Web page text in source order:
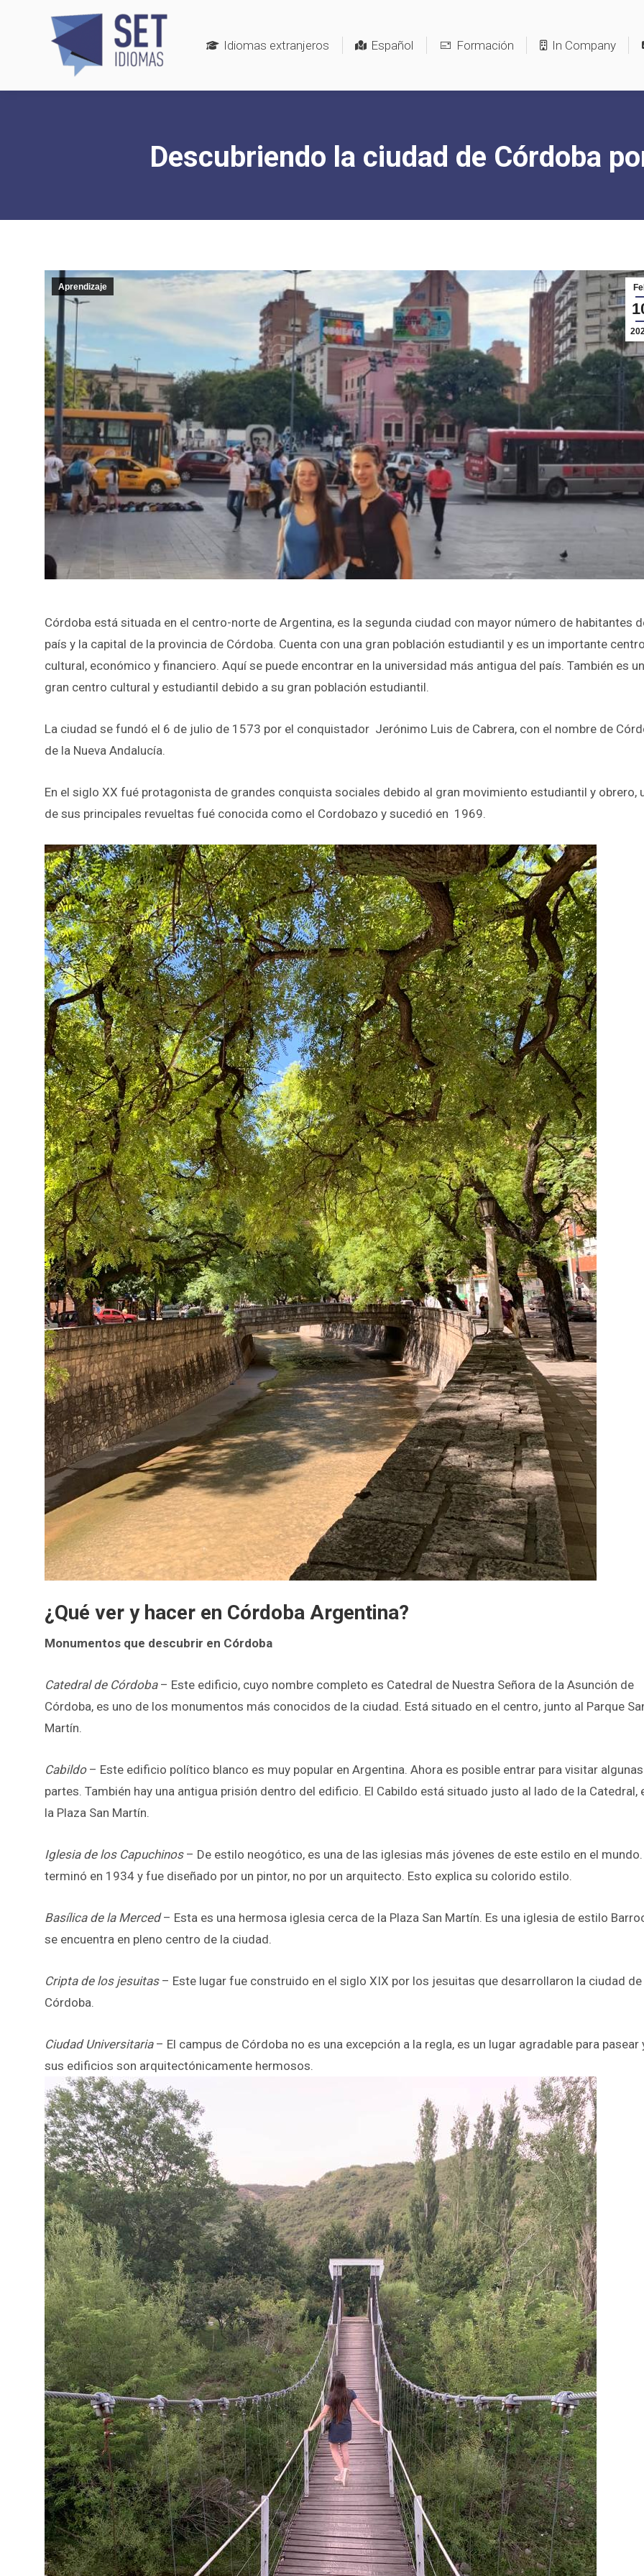
Idiomas extranjeros Español Formación In Company
Descubriendo la ciudad de Córdoba
Aprendizaje
Córdoba está situada en el centro-norte de Argentina, es la segunda ciudad con mayor número de habitantes
país y la capital de la provincia de Córdoba. Cuenta con una gran población estudiantil y es un importante centro
cultural, económico y financiero. Aquí se puede encontrar en la universidad más antigua del país. También es un
gran centro cultural y estudiantil debido a su gran población estudiantil.
La ciudad se fundó el 6 de julio de 1573 por el conquistador Jerónimo Luis de Cabrera, con el nombre de
de la Nueva Andalucía.
En el siglo XX fué protagonista de grandes conquista sociales debido al gran movimiento estudiantil y obrero,
de sus principales revueltas fué conocida como el Cordobazo y sucedió en 1969.
¿Qué ver y hacer en Córdoba Argentina?
Monumentos que descubrir en Córdoba
Catedral de Córdoba– Este edificio, cuyo nombre completo es Catedral de Nuestra Señora de la Asunción de
Córdoba, es uno de los monumentos más conocidos de la ciudad. Está situado en el centro, junto al Parque
Martín.
Cabildo– Este edificio político blanco es muy popular en Argentina. Ahora es posible entrar para visitar algunas
partes. También hay una antigua prisión dentro del edificio. El Cabildo está situado justo al lado de la Catedral,
la Plaza San Martín.
Iglesia de los Capuchinos– De estilo neogótico, es una de las iglesias más jóvenes de este estilo en el mundo.
terminó en 1934 y fue diseñado por un pintor, no por un arquitecto. Esto explica su colorido estilo.
Basílica de la Merced– Esta es una hermosa iglesia cerca de la Plaza San Martín. Es una iglesia de estilo
se encuentra en pleno centro de la ciudad.
Cripta de los jesuitas– Este lugar fue construido en el siglo XIX por los jesuitas que desarrollaron la ciudad de
Córdoba.
Ciudad Universitaria– El campus de Córdoba no es una excepción a la regla, es un lugar agradable para pasear
sus edificios son arquitectónicamente hermosos.